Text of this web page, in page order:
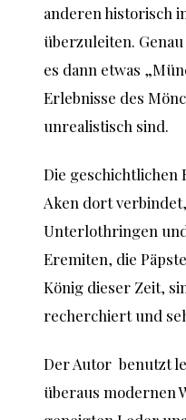
anderen historisch
überzuleiten.
es dann etwas
Erlebnisse des
unrealistisch sind.
Die geschichtlichen
Aken dort
Unterlothringen
Eremiten, die
König dieser Zeit,
recherchiert und
Der Autor benutzt
überaus modernen